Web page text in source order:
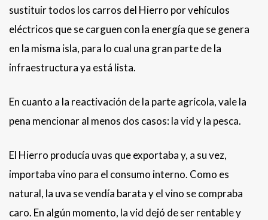
sustituir todos los carros del Hierro por vehículos
eléctricos que se carguen con la energía que se genera
en la misma isla, para lo cual una gran parte de la
infraestructura ya está lista.
En cuanto a la reactivación de la parte agrícola, vale la
pena mencionar al menos dos casos: la vid y la pesca.
El Hierro producía uvas que exportaba y, a su vez,
importaba vino para el consumo interno. Como es
natural, la uva se vendía barata y el vino se compraba
caro. En algún momento, la vid dejó de ser rentable y